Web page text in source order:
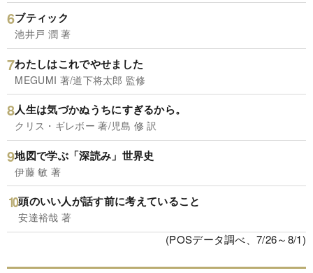
ブティック
池井戸 潤 著
わたしはこれでやせました
MEGUMI 著/道下将太郎 監修
人生は気づかぬうちにすぎるから。
クリス・ギレボー 著/児島 修 訳
地図で学ぶ「深読み」世界史
伊藤 敏 著
頭のいい人が話す前に考えていること
安達裕哉 著
(POSデータ調べ、7/26～8/1)